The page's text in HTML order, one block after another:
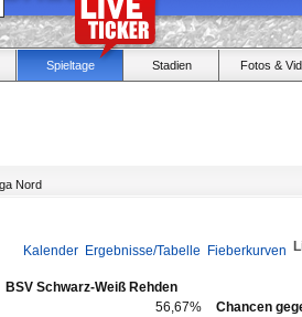
Spieltage Stadien Fotos &
Nord
Kalender Ergebnisse/Tabelle Fieberkurven
BSV Schwarz-Weiß Rehden
56,67%
Chancen